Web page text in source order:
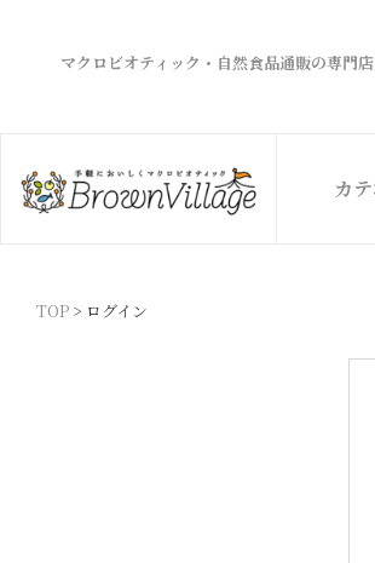
マクロビオティック・自然食品通販の専門店
カ
TOP ログイン